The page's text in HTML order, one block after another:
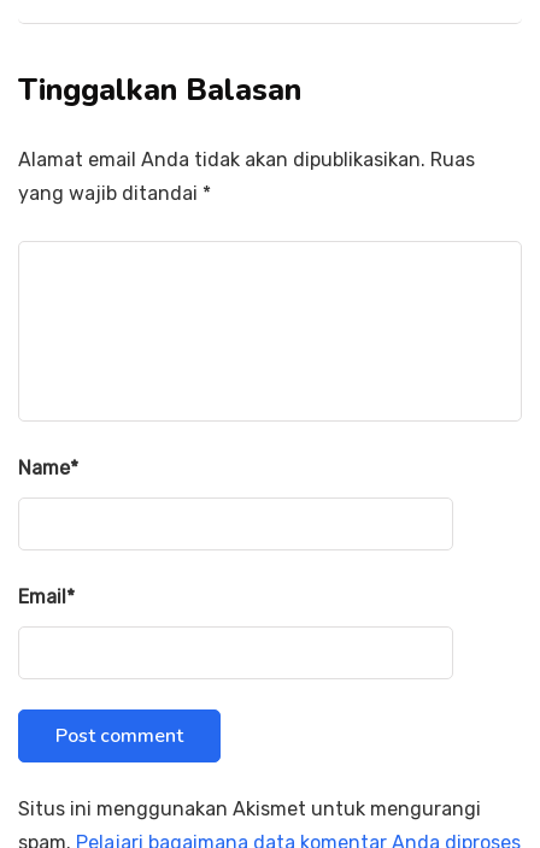
Tinggalkan Balasan
Alamat email Anda tidak akan dipublikasikan. Ruas
yang wajib ditandai *
Name*
Email*
Situs ini menggunakan Akismet untuk mengurangi
spam. Pelajari bagaimana data komentar Anda diproses